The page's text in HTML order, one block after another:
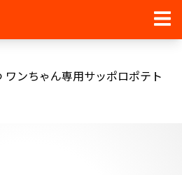
ワンちゃん専用サッポロポテト